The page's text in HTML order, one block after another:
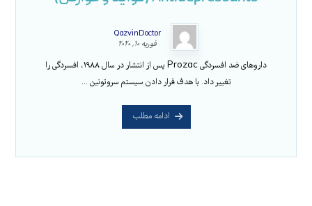
QazvinDoctor
فوریه ۱۰, ۲۰۲۰
داروهای ضد افسردگی Prozac پس از انتشار در سال ۱۹۸۸، افسردگی را
تغییر داد. با هدف قرار دادن سیستم سروتونین ...
ادامه مطلب